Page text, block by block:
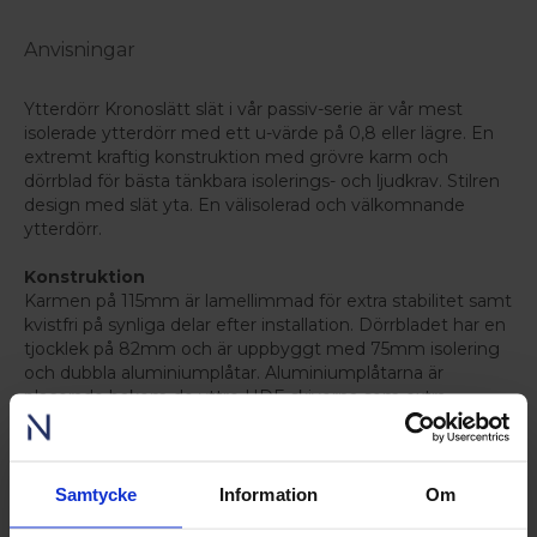
Samtycke Information Om
Anvisningar
Ytterdörr Kronoslätt slät i vår passiv-serie är vår mest
isolerade ytterdörr med ett u-värde på 0,8 eller lägre. En
extremt kraftig konstruktion med grövre karm och
dörrblad för bästa tänkbara isolerings- och ljudkrav. Stilren
design med slät yta. En välisolerad och välkomnande
ytterdörr.
Konstruktion
Karmen på 115mm är lamellimmad för extra stabilitet samt
kvistfri på synliga delar efter installation. Dörrbladet har en
tjocklek på 82mm och är uppbyggt med 75mm isolering
och dubbla aluminiumplåtar. Aluminiumplåtarna är
placerade bakom de yttre HDF-skivorna som extra
stabilisator samt som fuktskydd. På dörrbladets sidor är
det dubbla ramträ för förstärkt stabilitet. Väl isolerad
är designade med en droppkant nederst på dörrbladet så